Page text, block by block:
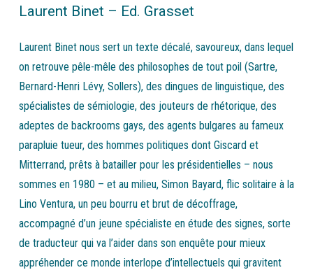
Laurent Binet – Ed. Grasset
Laurent Binet nous sert un texte décalé, savoureux, dans lequel
on retrouve pêle-mêle des philosophes de tout poil (Sartre,
Bernard-Henri Lévy, Sollers), des dingues de linguistique, des
spécialistes de sémiologie, des jouteurs de rhétorique, des
adeptes de backrooms gays, des agents bulgares au fameux
parapluie tueur, des hommes politiques dont Giscard et
Mitterrand, prêts à batailler pour les présidentielles – nous
sommes en 1980 – et au milieu, Simon Bayard, flic solitaire à la
Lino Ventura, un peu bourru et brut de décoffrage,
accompagné d’un jeune spécialiste en étude des signes, sorte
de traducteur qui va l’aider dans son enquête pour mieux
appréhender ce monde interlope d’intellectuels qui gravitent